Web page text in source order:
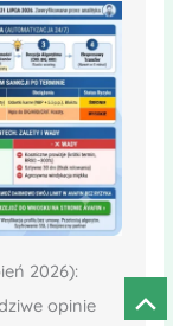
2026):
opinie